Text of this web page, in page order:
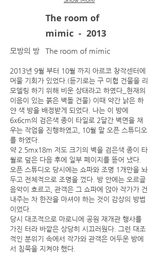
The room of
mimic - 2013
모방의 방 The room of mimic
2013년 9월 부터 10월 까지 아르코 창작센터에
머물 기회가 있었다.(듣기로는 구 미협 건물을 리
모델링 하기 위해 비운 상태라고 하였다_현재의
이음이 있는 붉은 벽돌 건물) 이때 약간 낡은 하
얀 색 방을 배정받게 되었다. 나는 이 방에
6x6cm의 검은색 종이 타일로 2달간 벽면을 채
우는 작업을 진행하였고, 10월 말 오픈 스튜디오
를 하였다.
약 2.5mx18m 저도 크기의 벽을 검은색 종이 타
월로 덮은 다음 후에 일부 페이지를 뜯어 냈다.
오픈 스튜디오 당시에는 쇼파와 조명 1개만을 놔
두고 전체적으로 조명을 껐다. 방 안에는 오르골
음악이 흐르고, 관객은 그 쇼파에 앉아 작가가 건
내주는 차 한잔을 마셔야 하는 것이 감상의 방법
이었다.
당시 대조적으로 마로니에 공원 재개관 행사를
가진 터라 바깥은 상당히 시끄러웠다. 그런 대조
적인 분위기 속에서 작가와 관객은 어두운 방에
서 침묵을 지켜야 했다.